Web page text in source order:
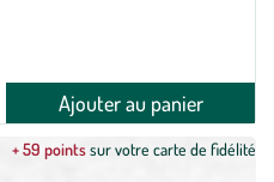
Ajouter au panier
+ 59 pointssur votre carte de fidélité